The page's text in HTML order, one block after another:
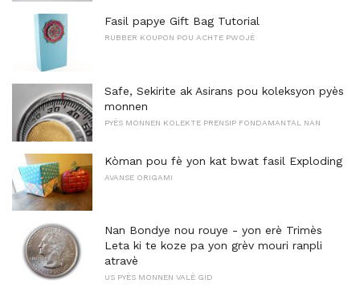
Fasil papye Gift Bag Tutorial
RUBBER KOUPON POU ACHTE PWOJÈ
Safe, Sekirite ak Asirans pou koleksyon pyès
monnen
PYÈS MONNEN KOLEKTE PRENSIP FONDAMANTAL NAN
Kòman pou fè yon kat bwat fasil Exploding
AVANSE ORIGAMI
Nan Bondye nou rouye - yon erè Trimès
Leta ki te koze pa yon grèv mouri ranpli
atravè
US PYÈS MONNEN VALÈ GID